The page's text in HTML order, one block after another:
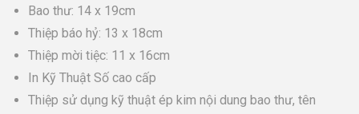
Bao thư: 14 x 19cm
Thiệp báo hỷ: 13 x 18cm
Thiệp mời tiệc: 11 x 16cm
In Kỹ Thuật Số cao cấp
Thiệp sử dụng kỹ thuật ép kim nội dung bao thư, tên